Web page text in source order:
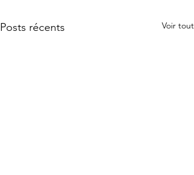
Posts récents Voir tout